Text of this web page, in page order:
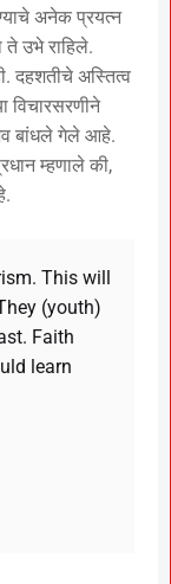
अनेक प्रयत्न
उभे राहिले.
दहशतीचे अस्तित्व
विचारसरणीने
बांधले गेले आहे.
म्हणाले की,
This will
(youth)
Faith
learn